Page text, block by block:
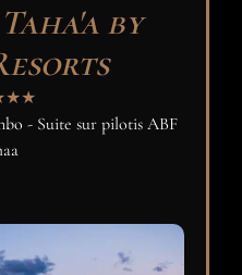
by
- Suite sur pilotis ABF